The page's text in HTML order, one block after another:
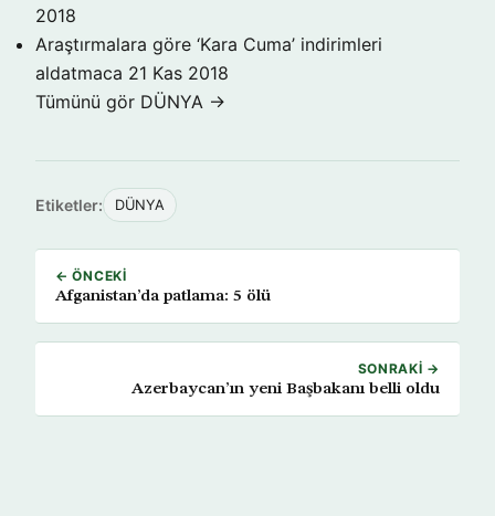
2018
Araştırmalara göre ‘Kara Cuma’ indirimleri
aldatmaca 21 Kas 2018
Tümünü gör DÜNYA →
Etiketler: DÜNYA
← ÖNCEKI
Afganistan’da patlama: 5 ölü
SONRAKI →
Azerbaycan’ın yeni Başbakanı belli oldu